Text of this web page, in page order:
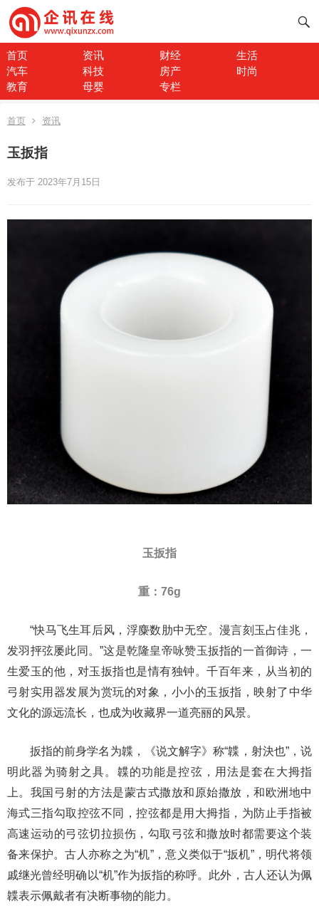
首页 资讯 财经
生活
汽车
科技 房产
时尚
教育
母婴 专栏
首页 资讯
玉扳指
发布于 2023年7月15日
玉扳指
重：76g
“快马飞生耳后风，浮麋数肋中无空。漫言刻玉占佳兆，
发羽抨弦屡此同。”这是乾隆皇帝咏赞玉扳指的一首御诗，一
生爱玉的他，对玉扳指也是情有独钟。千百年来，从当初的
弓射实用器发展为赏玩的对象，小小的玉扳指，映射了中华
文化的源远流长，也成为收藏界一道亮丽的风景。
扳指的前身学名为韘，《说文解字》称“韘，射決也”，说
明此器为骑射之具。韘的功能是控弦，用法是套在大拇指
上。我国弓射的方法是蒙古式撒放和原始撒放，和欧洲地中
海式三指勾取控弦不同，控弦都是用大拇指，为防止手指被
高速运动的弓弦切拉损伤，勾取弓弦和撒放时都需要这个装
备来保护。古人亦称之为“机”，意义类似于“扳机”，明代将领
戚继光曾经明确以“机”作为扳指的称呼。此外，古人还认为佩
韘表示佩戴者有决断事物的能力。